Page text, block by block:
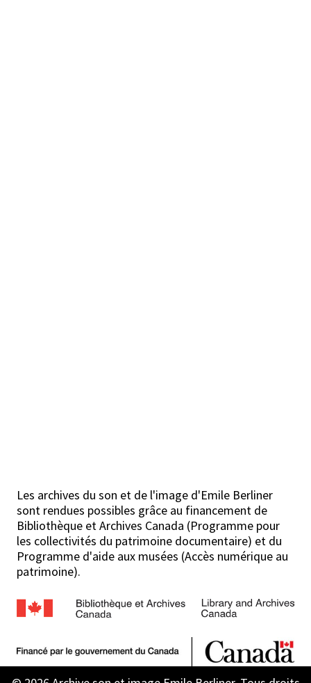
Les archives du son et de l'image d'Emile Berliner
sont rendues possibles grâce au financement de
Bibliothèque et Archives Canada (Programme pour
les collectivités du patrimoine documentaire) et du
Programme d'aide aux musées (Accès numérique au
patrimoine).